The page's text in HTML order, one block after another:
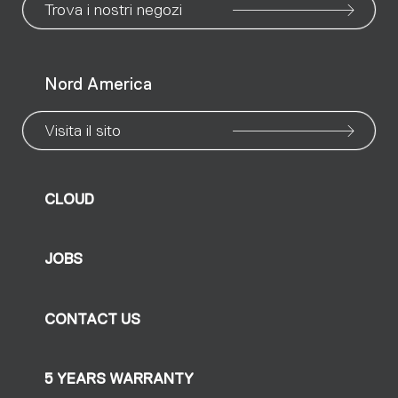
Trova i nostri negozi
Nord America
Visita il sito
CLOUD
JOBS
CONTACT US
5 YEARS WARRANTY